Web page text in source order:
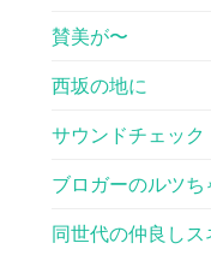
賛美が〜
西坂の地に
サウンドチェック
ブロガーのルツち
同世代の仲良し